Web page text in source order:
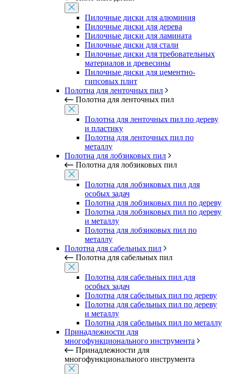
Пилочные диски для алюминия
Пилочные диски для дерева
Пилочные диски для ламината
Пилочные диски для стали
Пилочные диски для требовательных
материалов и древесины
Пилочные диски для цементно-
гипсовых плит
Полотна для ленточных пил
Полотна для ленточных пил
Полотна для ленточных пил по дереву
и пластику
Полотна для ленточных пил по
металлу
Полотна для лобзиковых пил
Полотна для лобзиковых пил
Полотна для лобзиковых пил для
особых задач
Полотна для лобзиковых пил по дереву
Полотна для лобзиковых пил по дереву
и металлу
Полотна для лобзиковых пил по
металлу
Полотна для сабельных пил
Полотна для сабельных пил
Полотна для сабельных пил для
особых задач
Полотна для сабельных пил по дереву
Полотна для сабельных пил по дереву
и металлу
Полотна для сабельных пил по металлу
Принадлежности для
многофункционального инструмента
Принадлежности для
многофункционального инструмента